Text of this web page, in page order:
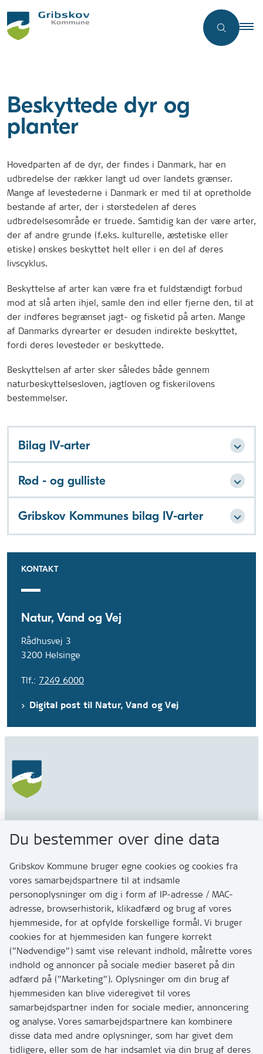
Beskyttede dyr og
planter
Hovedparten af de dyr, der findes i Danmark, har en
udbredelse der rækker langt ud over landets grænser.
Mange af levestederne i Danmark er med til at opretholde
bestande af arter, der i størstedelen af deres
udbredelsesområde er truede. Samtidig kan der være arter,
der af andre grunde (f.eks. kulturelle, æstetiske eller
etiske) ønskes beskyttet helt eller i en del af deres
livscyklus.
Beskyttelse af arter kan være fra et fuldstændigt forbud
mod at slå arten ihjel, samle den ind eller fjerne den, til at
der indføres begrænset jagt- og fisketid på arten. Mange
af Danmarks dyrearter er desuden indirekte beskyttet,
fordi deres levesteder er beskyttede.
Beskyttelsen af arter sker således både gennem
naturbeskyttelsesloven, jagtloven og fiskerilovens
bestemmelser.
Bilag IV-arter
Rød - og gulliste
Gribskov Kommunes bilag IV-arter
KONTAKT
Natur, Vand og Vej
Rådhusvej 3
3200 Helsinge
Tlf.: 7249 6000
Digital post til Natur, Vand og Vej
Gribskov Kommune
Rådhusvej 3
3200 Helsinge
Kontakt
Skriv til os via Digital Post
Har du brug for at komme i kontakt med os? Se her
hvordan
Tip os om huller i vejen eller andet
T:7249 6000
Bemærk: vi har mange opkald mellem kl. 10 og 11
Links
Du bestemmer over dine data
Gribskov Kommune bruger egne cookies og cookies fra
vores samarbejdspartnere til at indsamle
personoplysninger om dig i form af IP-adresse / MAC-
adresse, browserhistorik, klikadfærd og brug af vores
hjemmeside, for at opfylde forskellige formål. Vi bruger
cookies for at hjemmesiden kan fungere korrekt
(”Nødvendige”) samt vise relevant indhold, målrette vores
indhold og annoncer på sociale medier baseret på din
adfærd på (”Marketing”). Oplysninger om din brug af
hjemmesiden kan blive videregivet til vores
samarbejdspartner inden for sociale medier, annoncering
og analyse. Vores samarbejdspartnere kan kombinere
disse data med andre oplysninger, som har givet dem
tidligere, eller som de har indsamlet via din brug af deres